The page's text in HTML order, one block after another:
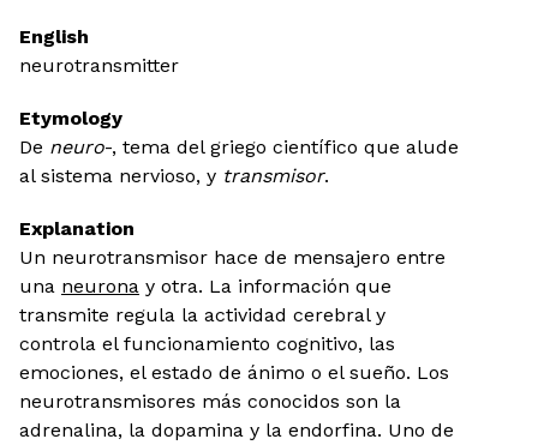
English
neurotransmitter
Etymology
De neuro-, tema del griego científico que alude
al sistema nervioso, y transmisor.
Explanation
Un neurotransmisor hace de mensajero entre
una neurona y otra. La información que
transmite regula la actividad cerebral y
controla el funcionamiento cognitivo, las
emociones, el estado de ánimo o el sueño. Los
neurotransmisores más conocidos son la
adrenalina, la dopamina y la endorfina. Uno de